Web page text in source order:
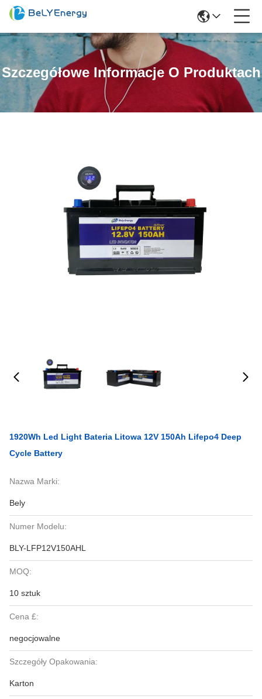
Szczegółowe Informacje O Produktach
1920Wh Led Light Bateria Litowa 12V 150Ah Lifepo4 Deep
Cycle Battery
Nazwa Marki:
Bely
Numer Modelu:
BLY-LFP12V150AHL
MOQ:
10 sztuk
Cena £:
negocjowalne
Szczegóły Opakowania:
Karton